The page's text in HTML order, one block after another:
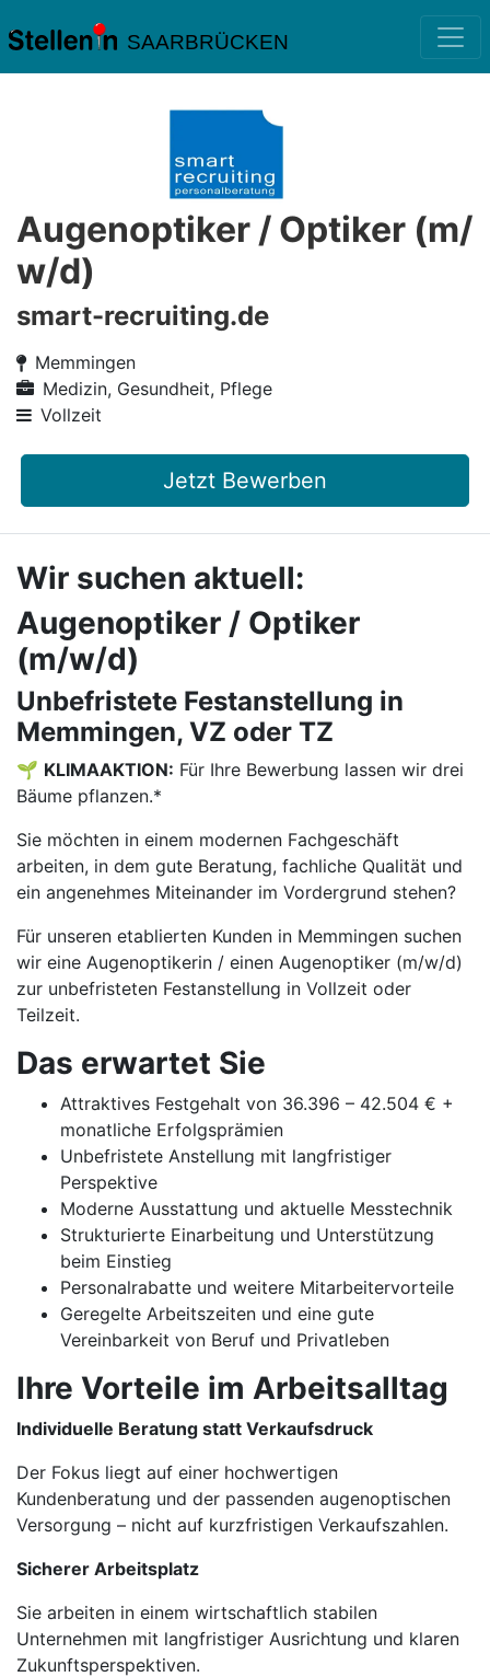
SAARBRÜCKEN
Augenoptiker / Optiker (m/
w/d)
smart-recruiting.de
Memmingen
Medizin, Gesundheit, Pflege
Vollzeit
Jetzt Bewerben
Wir suchen aktuell:
Augenoptiker / Optiker
(m/w/d)
Unbefristete Festanstellung in
Memmingen, VZ oder TZ
🌱 KLIMAAKTION: Für Ihre Bewerbung lassen wir drei
Bäume pflanzen.*
Sie möchten in einem modernen Fachgeschäft
arbeiten, in dem gute Beratung, fachliche Qualität und
ein angenehmes Miteinander im Vordergrund stehen?
Für unseren etablierten Kunden in Memmingen suchen
wir eine Augenoptikerin / einen Augenoptiker (m/w/d)
zur unbefristeten Festanstellung in Vollzeit oder
Teilzeit.
Das erwartet Sie
Attraktives Festgehalt von 36.396 – 42.504 € +
monatliche Erfolgsprämien
Unbefristete Anstellung mit langfristiger
Perspektive
Moderne Ausstattung und aktuelle Messtechnik
Strukturierte Einarbeitung und Unterstützung
beim Einstieg
Personalrabatte und weitere Mitarbeitervorteile
Geregelte Arbeitszeiten und eine gute
Vereinbarkeit von Beruf und Privatleben
Ihre Vorteile im Arbeitsalltag
Individuelle Beratung statt Verkaufsdruck
Der Fokus liegt auf einer hochwertigen
Kundenberatung und der passenden augenoptischen
Versorgung – nicht auf kurzfristigen Verkaufszahlen.
Sicherer Arbeitsplatz
Sie arbeiten in einem wirtschaftlich stabilen
Unternehmen mit langfristiger Ausrichtung und klaren
Zukunftsperspektiven.